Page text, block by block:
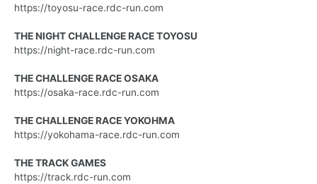
https://toyosu-race.rdc-run.com
THE NIGHT CHALLENGE RACE TOYOSU
https://night-race.rdc-run.com
THE CHALLENGE RACE OSAKA
https://osaka-race.rdc-run.com
THE CHALLENGE RACE YOKOHMA
https://yokohama-race.rdc-run.com
THE TRACK GAMES
https://track.rdc-run.com